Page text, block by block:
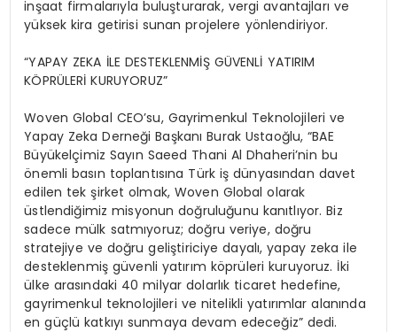
inşaat firmalarıyla buluşturarak, vergi avantajları ve
yüksek kira getirisi sunan projelere yönlendiriyor.
“YAPAY ZEKA İLE DESTEKLENMİŞ GÜVENLİ YATIRIM
KÖPRÜLERİ KURUYORUZ”
Woven Global CEO’su, Gayrimenkul Teknolojileri ve
Yapay Zeka Derneği Başkanı Burak Ustaoğlu,“BAE
Büyükelçimiz Sayın Saeed Thani AlDhaheri’nin bu
önemli basın toplantısına Türk iş dünyasından davet
edilen tek şirket olmak, Woven Global olarak
üstlendiğimiz misyonun doğruluğunu kanıtlıyor. Biz
sadece mülk satmıyoruz; doğru veriye, doğru
stratejiye ve doğru geliştiriciye dayalı, yapay zeka ile
desteklenmiş güvenli yatırım köprüleri kuruyoruz. İki
ülke arasındaki 40 milyar dolarlık ticaret hedefine,
gayrimenkul teknolojileri ve nitelikli yatırımlar alanında
en güçlü katkıyı sunmaya devam edeceğiz” dedi.